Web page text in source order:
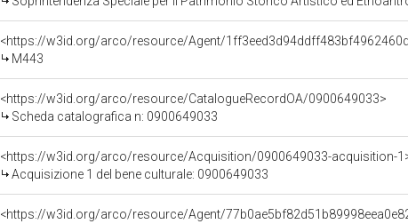
<https://w3id.org/arco/resource/Agent/
M443
<https://w3id.org/arco/resource/CatalogueRecordOA/0900649033>
Scheda catalografica n: 0900649033
<https://w3id.org/arco/resource/Acquisition/0900649033-acquisition-
Acquisizione 1 del bene culturale: 0900649033
<https://w3id.org/arco/resource/Agent/